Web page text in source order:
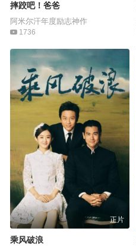
摔跤吧！爸爸
阿米尔汗年度励志神作
1736
正片
乘风破浪